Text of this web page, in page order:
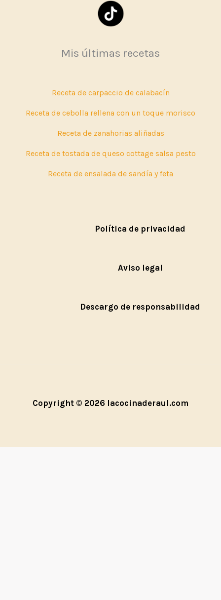
Mis últimas recetas
Receta de carpaccio de calabacín
Receta de cebolla rellena con un toque morisco
Receta de zanahorias aliñadas
Receta de tostada de queso cottage salsa pesto
Receta de ensalada de sandía y feta
Política de privacidad
Aviso legal
Descargo de responsabilidad
Copyright © 2026 lacocinaderaul.com